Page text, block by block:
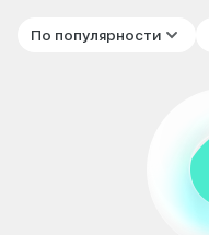
По популярности